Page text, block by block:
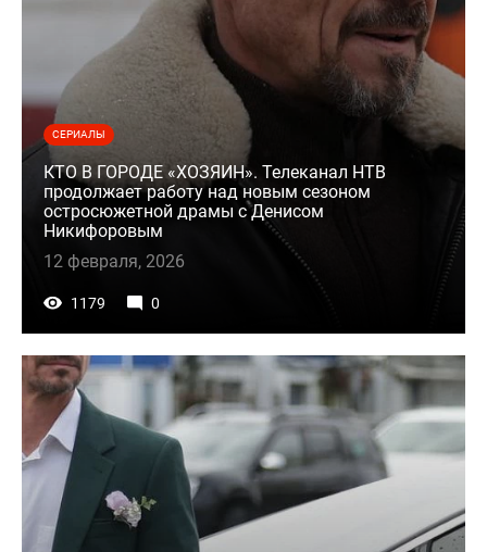
СЕРИАЛЫ
КТО В ГОРОДЕ «ХОЗЯИН». Телеканал НТВ
продолжает работу над новым сезоном
остросюжетной драмы с Денисом
Никифоровым
12 февраля, 2026
1179 0